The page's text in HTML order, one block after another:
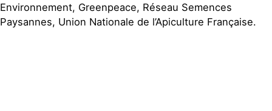
Environnement, Greenpeace, Réseau Semences
Paysannes, Union Nationale de l’Apiculture Française.